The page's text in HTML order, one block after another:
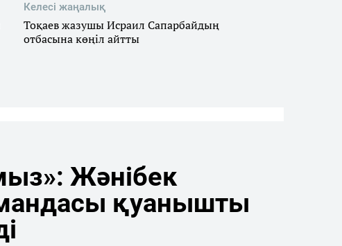
Келесі жаңалық
Тоқаев жазушы Исраил Сапарбайдың
отбасына көңіл айтты
Жәнібек
қуанышты